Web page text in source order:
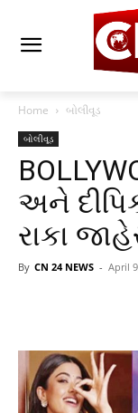
Home બોલીવૂડ
બોલીવૂડ
અને
રાકા
By CN 24 NEWS - April